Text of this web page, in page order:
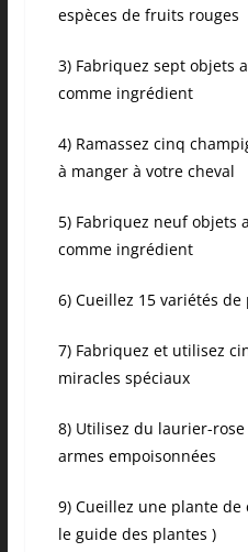
espèces de fruits rouges
3) Fabriquez sept objets
comme ingrédient
4) Ramassez cinq
à manger à votre cheval
5) Fabriquez neuf objets
comme ingrédient
6) Cueillez 15 variétés
7) Fabriquez et utilisez
miracles spéciaux
8) Utilisez du laurier-
armes empoisonnées
9) Cueillez une plante de
le guide des plantes )